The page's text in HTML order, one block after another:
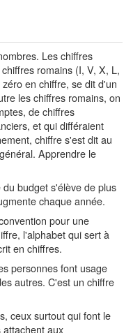
Les chiffres
romains (I, V, X, L,
en chiffre, se dit d'un
les chiffres romains, on
de chiffres
et qui différaient
chiffre s'est dit au
Apprendre le
budget s'élève de plus
chaque année.
pour une
l'alphabet qui sert à
en chiffres.
personnes font usage
autres. C'est un chiffre
ceux surtout qui font le
aux